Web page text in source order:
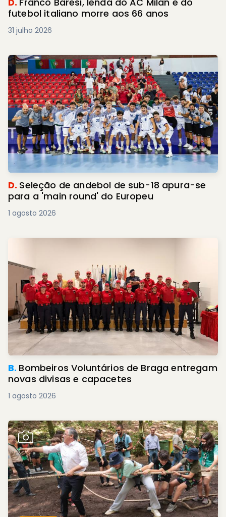
futebol italiano morre aos 66 anos
31 julho 2026
D. Seleção de andebol de sub-18 apura-se
para a 'main round' do Europeu
1 agosto 2026
B. Bombeiros Voluntários de Braga entregam
novas divisas e capacetes
1 agosto 2026